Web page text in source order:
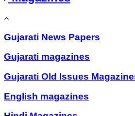
Gujarati News Papers
Gujarati magazines
Gujarati Old Issues
English magazines